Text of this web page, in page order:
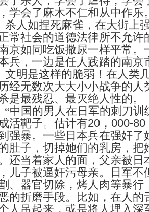
学会了麻木不仁和从中作乐
杀人如捏死麻雀，在大街上
常社会的道德法律所不允许
京如同吃饭撒尿一样平常。
兵，一边是任人践踏的南京
文明是这样的脆弱！在人类
经无数次大大小小战争的人
是最残忍、最灭绝人性的。
“中国的男人在日军的刺刀
活靶子。估计有20 ， 000-80
强暴。一些日本兵在强奸了
肚子，切掉她们的乳房，把
还当着家人的面，父亲被日
儿子被逼奸污母亲。日军不
、器官切除，烤人肉等暴行
的折磨手段。比如，在人的
人吊起来，或是将人埋入深